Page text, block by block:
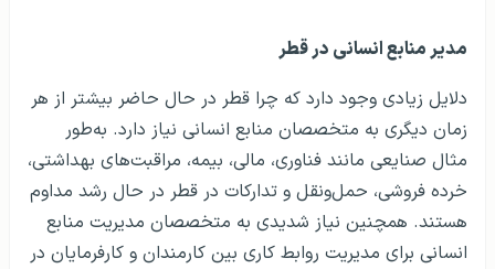
مدیر منابع انسانی در قطر
دلایل زیادی وجود دارد که چرا قطر در حال حاضر بیشتر از هر
زمان دیگری به متخصصان منابع انسانی نیاز دارد. به‌طور
مثال صنایعی مانند فناوری، مالی، بیمه، مراقبت‌های بهداشتی،
خرده فروشی، حمل‌ونقل و تدارکات در قطر در حال رشد مداوم
هستند. همچنین نیاز شدیدی به متخصصان مدیریت منابع
انسانی برای مدیریت روابط کاری بین کارمندان و کارفرمایان در